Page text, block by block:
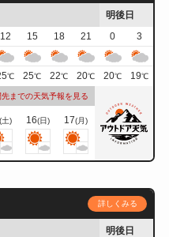
明後日
12 15 18 21 0
3
℃ 25℃ 22℃ 20℃ 20℃ 19℃
までの天気予報を見る
(土) 16(日) 17(月)
詳しくみる
明後日